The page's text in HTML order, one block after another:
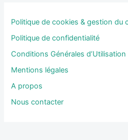
Politique de cookies & gestion du
Politique de confidentialité
Conditions Générales d’Utilisation
Mentions légales
A propos
Nous contacter